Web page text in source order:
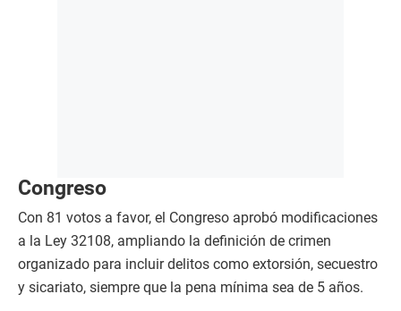
Congreso
Con 81 votos a favor, el Congreso aprobó modificaciones
a la Ley 32108, ampliando la definición de crimen
organizado para incluir delitos como extorsión, secuestro
y sicariato, siempre que la pena mínima sea de 5 años.